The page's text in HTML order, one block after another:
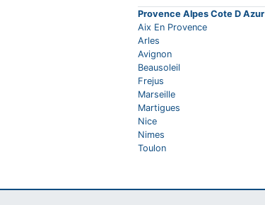
Provence Alpes Cote D Azur
Aix En Provence
Arles
Avignon
Beausoleil
Frejus
Marseille
Martigues
Nice
Nimes
Toulon